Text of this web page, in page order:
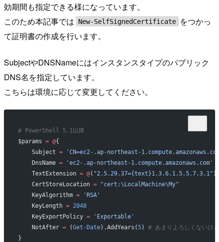
効期間も指定できる様になっています。
このため本記事では
New-SelfSignedCertificate
をつかっ
て証明書の作成を行います。
SubjectやDNSNameにはインスタンスタイプのパブリック
DNS名を指定しています。
こちらは環境に応じて変更してください。
# PowerShell 5.1以降
$params = @{
    Subject
= 'CN=ec2-.ap-northeast-
    DnsName
= 'ec2-.ap-northeast-1.compute.amazonaws.com'
    TextExtension
= @( "2.5.29.37={text}1.3.6.1.5.5.7.3.1"
    CertStoreLocation
= "cert:\LocalMachine\My"
    KeyAlgorithm
= 'RSA'
    KeyLength
= 2048
    KeyExportPolicy
= 'Exportable'
    NotAfter
= (Get-Date).AddYears(5) # あまりよろしくないけ
}